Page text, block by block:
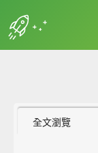
收
全文瀏覽